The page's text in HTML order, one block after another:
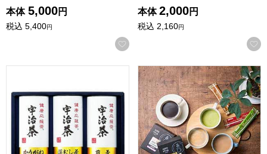
本体 5,000円
税込 5,400円
お気に入りに登録する
本体 2,000円
税込 2,160円
宇治茶「健康応援茶」[KOB-33]【贈りものカタログ】
ドトールコーヒー ドリップ